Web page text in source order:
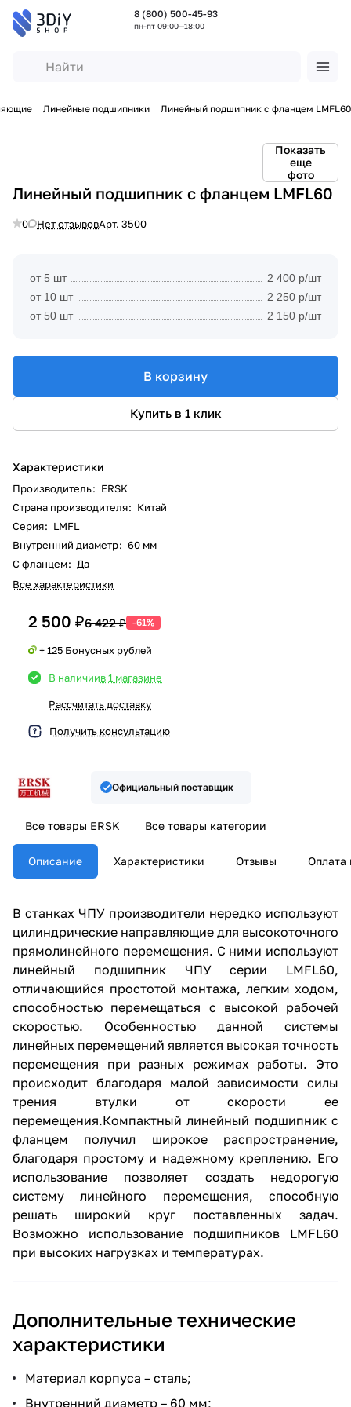
8 (800) 500-45-93
пн-пт 09:00—18:00
Линейные подшипники Линейный подшипник с фланцем LMFL60
Показать
еще
фото
Линейный подшипник с фланцем LMFL60
0 Нет отзывовАрт. 3500
от 5 шт
2 400 р/шт
от 10 шт
2 250 р/шт
от 50 шт
2 150 р/шт
В корзину
Купить в 1 клик
Характеристики
Производитель: ERSK
Страна производителя: Китай
Серия: LMFL
Внутренний диаметр: 60 мм
С фланцем: Да
Все характеристики
2 500 ₽6 422 ₽ -61%
+ 125 Бонусных рублей
В наличиив 1 магазине
Рассчитать доставку
Получить консультацию
Официальный поставщик
Все товары ERSK Все товары категории
Описание Характеристики Отзывы Оплата
В станках ЧПУ производители нередко используют
цилиндрические направляющие для высокоточного
прямолинейного перемещения. С ними используют
линейный подшипник ЧПУ серии LMFL60,
отличающийся простотой монтажа, легким ходом,
способностью перемещаться с высокой рабочей
скоростью. Особенностью данной системы
линейных перемещений является высокая точность
перемещения при разных режимах работы. Это
происходит благодаря малой зависимости силы
трения втулки от скорости ее
перемещения.Компактный линейный подшипник с
фланцем получил широкое распространение,
благодаря простому и надежному креплению. Его
использование позволяет создать недорогую
систему линейного перемещения, способную
решать широкий круг поставленных задач.
Возможно использование подшипников LMFL60
при высоких нагрузках и температурах.
Дополнительные технические
характеристики
Материал корпуса – сталь;
Внутренний диаметр – 60 мм;